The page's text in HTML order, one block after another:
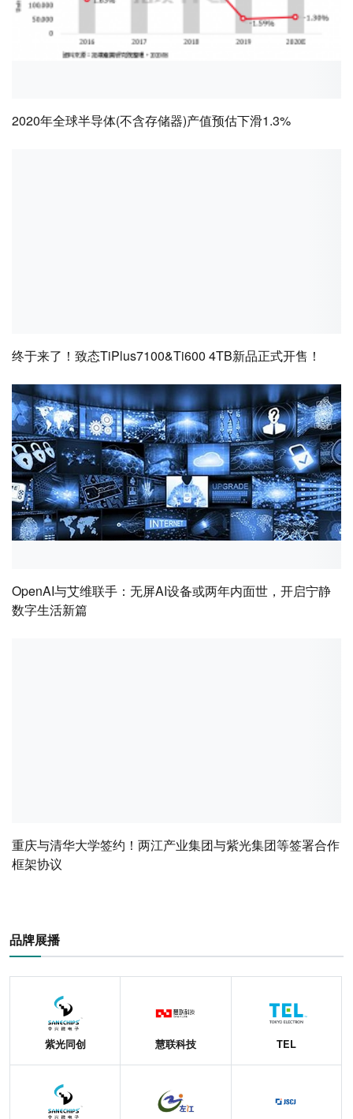
2020年全球半导体(不含存储器)产值预估下滑1.3%
终于来了！致态TiPlus7100&Ti600 4TB新品正式开售！
OpenAI与艾维联手：无屏AI设备或两年内面世，开启宁静
数字生活新篇
重庆与清华大学签约！两江产业集团与紫光集团等签署合作
框架协议
品牌展播
紫光同创 慧联科技 TEL